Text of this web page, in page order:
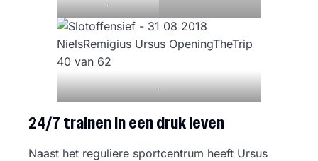
.
24/7 trainen in een druk leven
Naast het reguliere sportcentrum heeft Ursus